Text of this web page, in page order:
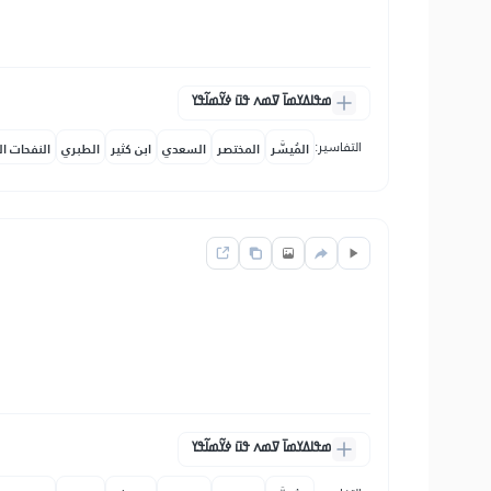
ߘߟߊߡߌߘߊ߫ ߜߘߍ ߟߎ߫ ߦߌ߬ߘߊ߬ߟߌ
التفاسير: المُيسَّر المختصر السعدي ابن كثير الطبري النفحات
ߘߟߊߡߌߘߊ߫ ߜߘߍ ߟߎ߫ ߦߌ߬ߘߊ߬ߟߌ